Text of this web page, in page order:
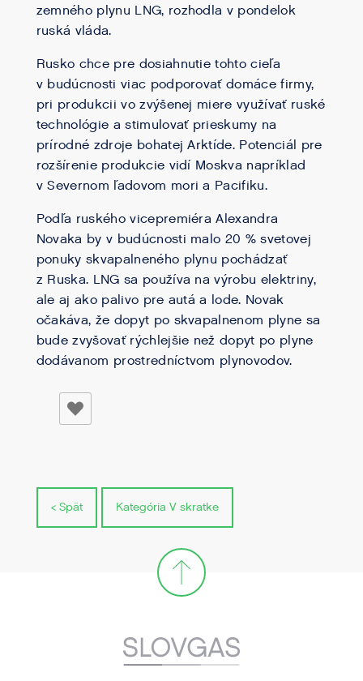
zemného plynu LNG, rozhodla v pondelok
ruská vláda.
Rusko chce pre dosiahnutie tohto cieľa
v budúcnosti viac podporovať domáce firmy,
pri produkcii vo zvýšenej miere využívať ruské
technológie a stimulovať prieskumy na
prírodné zdroje bohatej Arktíde. Potenciál pre
rozšírenie produkcie vidí Moskva napríklad
v Severnom ľadovom mori a Pacifiku.
Podľa ruského vicepremiéra Alexandra
Novaka by v budúcnosti malo 20 % svetovej
ponuky skvapalneného plynu pochádzať
z Ruska. LNG sa používa na výrobu elektriny,
ale aj ako palivo pre autá a lode. Novak
očakáva, že dopyt po skvapalnenom plyne sa
bude zvyšovať rýchlejšie než dopyt po plyne
dodávanom prostredníctvom plynovodov.
< Spät Kategória V skratke